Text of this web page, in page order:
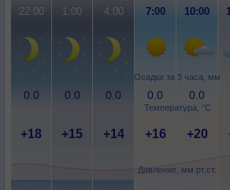
Осадки за 3 часа, мм
Температура, °C
Давление, мм рт.ст.
22:00 1:00 4:00 7:00 10:00
0.0 0.0 0.0 0.0 0.0
+18 +15 +14 +16 +20